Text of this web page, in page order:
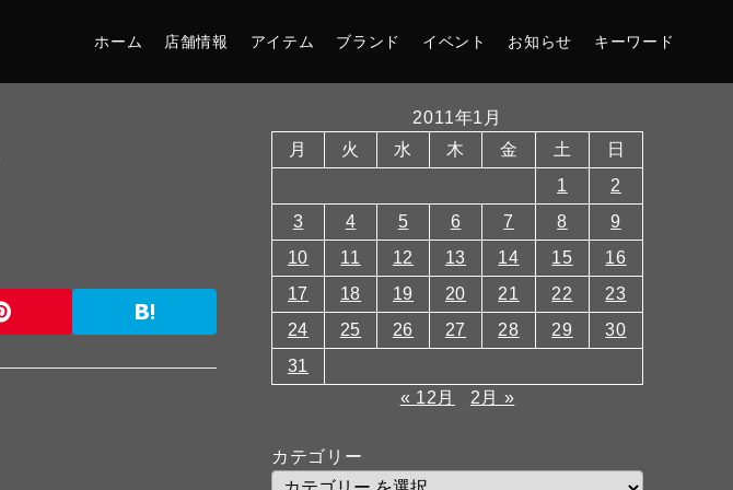
ホーム 店舗情報 アイテム ブランド イベント お知らせ キーワード
2011年1月
月
火 水 木 金 土
日
1
2
3
4 5 6 7 8
9
10
11 12 13 14 15
16
17
18 19 20 21 22
23
24
25 26 27 28 29
30
31
« 12月
2月 »
カテゴリー